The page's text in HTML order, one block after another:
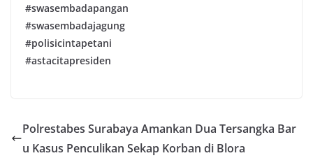
#swasembadapangan
#swasembadajagung
#polisicintapetani
#astacitapresiden
Polrestabes Surabaya Amankan Dua Tersangka Bar
u Kasus Penculikan Sekap Korban di Blora